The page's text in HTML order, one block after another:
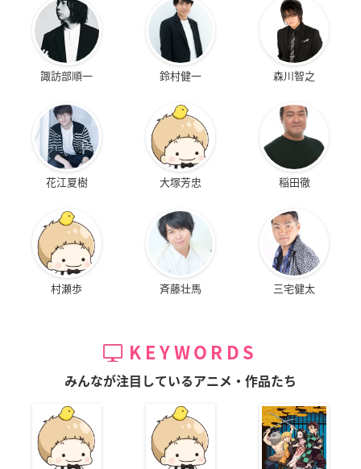
諏訪部順一 鈴村健一 森川智之
花江夏樹 大塚芳忠 稲田徹
村瀬歩 斉藤壮馬 三宅健太
KEYWORDS
みんなが注目しているアニメ・作品たち